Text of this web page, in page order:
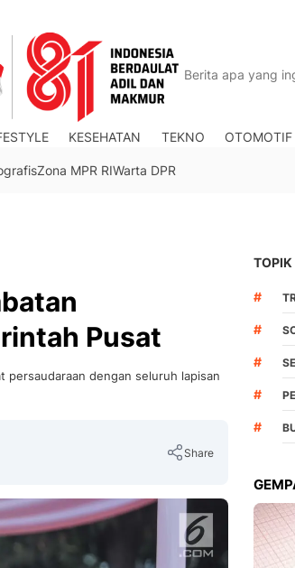
KESEHATAN TEKNO OTOMOTIF
Zona MPR RIWarta DPR
Pusat
persaudaraan dengan seluruh lapisan
Share
Copy Link
TOPIK
#
#
#
#
#